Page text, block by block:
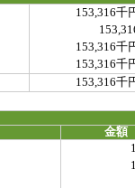
153,316千
153,316千
153,316千
153,316千
金額